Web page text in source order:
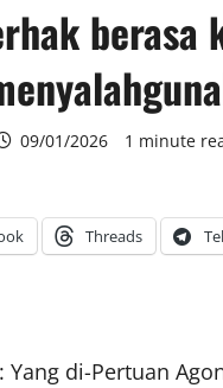
berasa
09/01/2026 1 minute
Threads
Yang di-Pertuan